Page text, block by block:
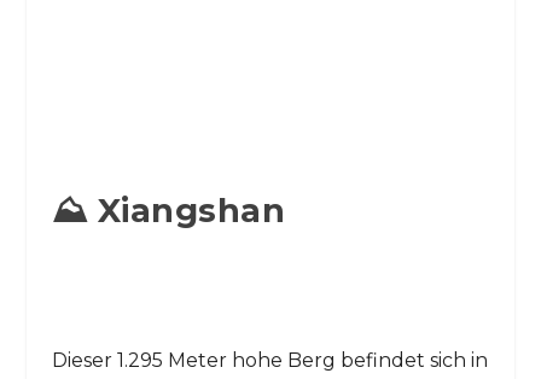
⛰️ Xiangshan
Dieser 1.295 Meter hohe Berg befindet sich in